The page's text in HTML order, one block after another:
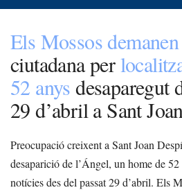
Els Mossos demanen
ciutadana per
52 anys desaparegut
29 d’abril a Sant
Preocupació creixent a Sant Joan
desaparició de l’Ángel, un home de 52
notícies des del passat 29 d’abril. Els